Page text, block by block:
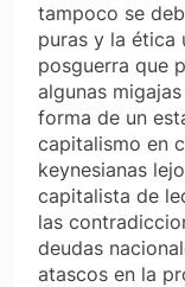
tampoco se
puras y la ética
posguerra que
algunas
forma de un
capitalismo en
keynesianas
capitalista de
las
deudas
atascos en la